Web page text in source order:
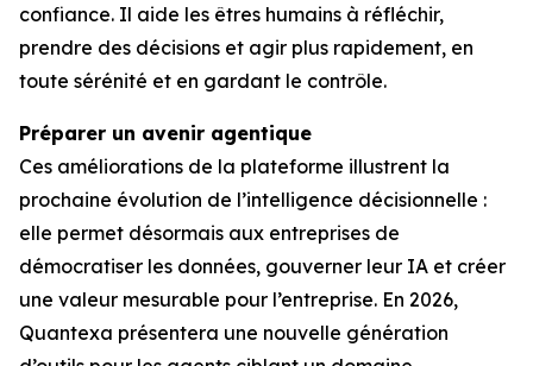
confiance. Il aide les êtres humains à réfléchir,
prendre des décisions et agir plus rapidement, en
toute sérénité et en gardant le contrôle.
Préparer un avenir agentique
Ces améliorations de la plateforme illustrent la
prochaine évolution de l’intelligence décisionnelle :
elle permet désormais aux entreprises de
démocratiser les données, gouverner leur IA et créer
une valeur mesurable pour l’entreprise. En 2026,
Quantexa présentera une nouvelle génération